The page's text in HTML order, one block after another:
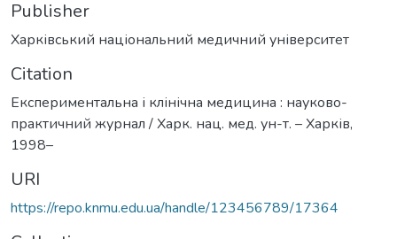
Publisher
Харківський національний медичний університет
Citation
Експериментальна і клінічна медицина : науково-
практичний журнал / Харк. нац. мед. ун-т. – Харків,
1998–
URI
https://repo.knmu.edu.ua/handle/123456789/17364